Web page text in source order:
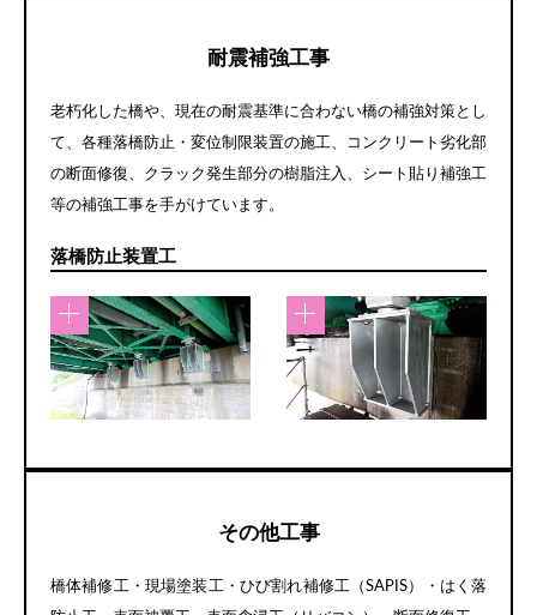
耐震補強工事
老朽化した橋や、現在の耐震基準に合わない橋の補強対策とし
て、各種落橋防止・変位制限装置の施工、コンクリート劣化部
の断面修復、クラック発生部分の樹脂注入、シート貼り補強工
等の補強工事を手がけています。
落橋防止装置工
その他工事
橋体補修工・現場塗装工・ひび割れ補修工（SAPIS）・はく落